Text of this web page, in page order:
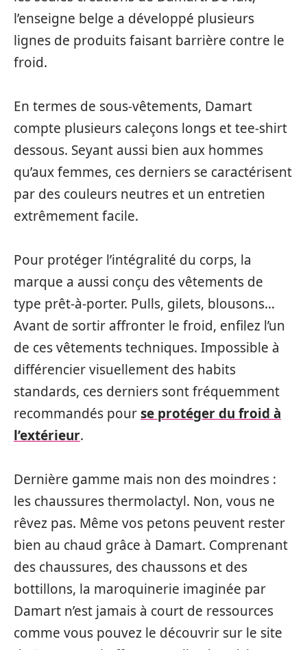
l’enseigne belge a développé plusieurs
lignes de produits faisant barrière contre le
froid.
En termes de sous-vêtements, Damart
compte plusieurs caleçons longs et tee-shirt
dessous. Seyant aussi bien aux hommes
qu’aux femmes, ces derniers se caractérisent
par des couleurs neutres et un entretien
extrêmement facile.
Pour protéger l’intégralité du corps, la
marque a aussi conçu des vêtements de
type prêt-à-porter. Pulls, gilets, blousons…
Avant de sortir affronter le froid, enfilez l’un
de ces vêtements techniques. Impossible à
différencier visuellement des habits
standards, ces derniers sont fréquemment
recommandés pourse protéger du froid à
l’extérieur.
Dernière gamme mais non des moindres :
les chaussures thermolactyl. Non, vous ne
rêvez pas. Même vos petons peuvent rester
bien au chaud grâce à Damart. Comprenant
des chaussures, des chaussons et des
bottillons, la maroquinerie imaginée par
Damart n’est jamais à court de ressources
comme vous pouvez le découvrir sur le site